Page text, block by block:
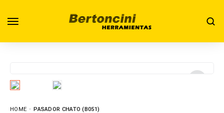
HOME PASADOR CHATO (B051)